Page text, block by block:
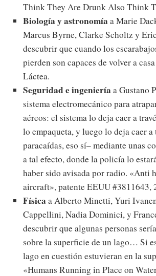
Think They Are Drunk Also Think
Biología y astronomía a Marie
Marcus Byrne, Clarke Scholtz y
descubrir que cuando los
pierden son capaces de volver a
Láctea.
Seguridad e ingeniería a Gustano
sistema electromecánico para
aéreos: el sistema lo deja caer a
lo empaqueta, y luego lo deja caer
paracaídas, eso sí– mediante unas
a tal efecto, donde la policía lo
haber sido avisada por radio. «Anti
aircraft», patente EEUU #3811643,
Física a Alberto Minetti, Yuri
Cappellini, Nadia Dominici, y
descubrir que algunas personas
sobre la superficie de un lago… Si
lago en cuestión estuvieran en la
«Humans Running in Place on